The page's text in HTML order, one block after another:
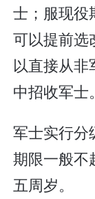
士；服现役
可以提前选
以直接从非
中招收军士。
军士实行分
期限一般不
五周岁。